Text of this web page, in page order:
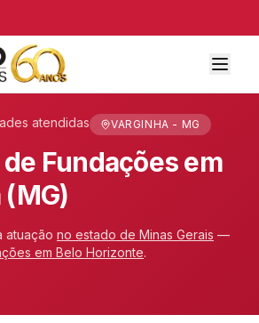
atendidas VARGINHA - MG
Fundações em
atuação no estado de Minas Gerais —
em Belo Horizonte.